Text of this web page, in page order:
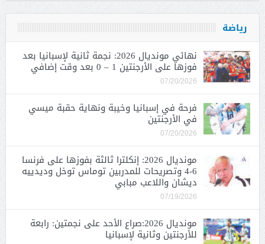
رياضة
نهائي مونديال 2026: نجمة ثانية لإسبانيا بعد
فوزها على الأرجنتين 1 – 0 بعد وقت إضافي
07/20/2026
فرحة في إسبانيا وخيبة ونهاية حقبة ميسي
في الأرجنتين
07/20/2026
مونديال 2026: إنكلترا ثالثة بفوزها على فرنسا
6-4 وتصريحات للمدربين توماس توخل وديدييه
ديشان واللاعب مبابي
07/19/2026
مونديال 2026:صراع الأحد على نجمتين: رابعة
للأرجنتين وثانية لإسبانيا